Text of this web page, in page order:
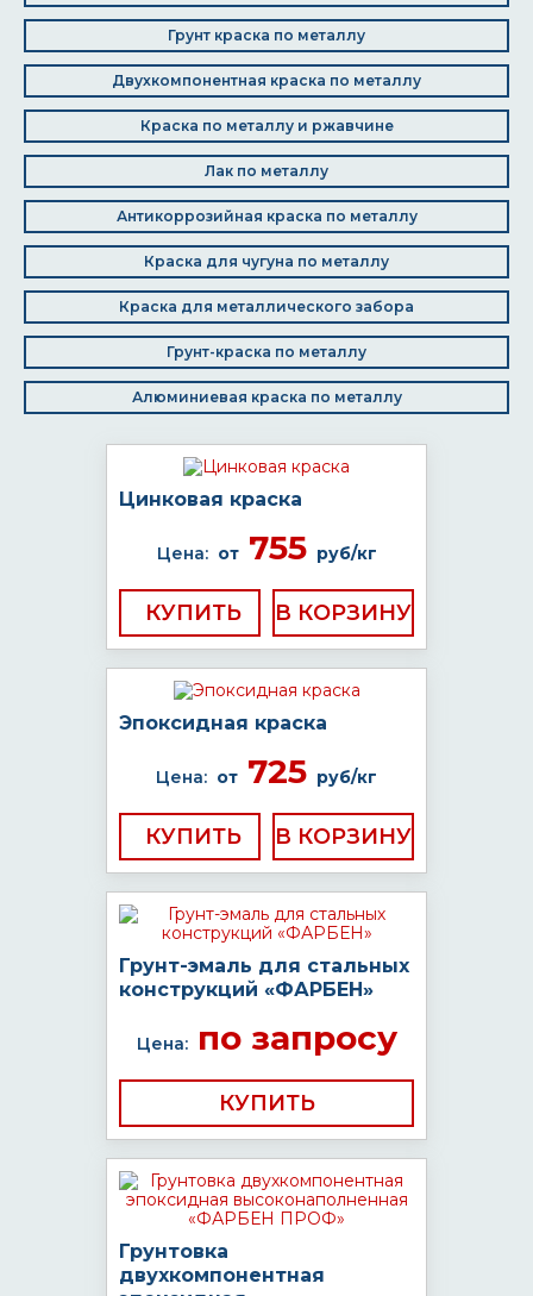
Грунт краска по металлу
Двухкомпонентная краска по металлу
Краска по металлу и ржавчине
Лак по металлу
Антикоррозийная краска по металлу
Краска для чугуна по металлу
Краска для металлического забора
Грунт-краска по металлу
Алюминиевая краска по металлу
Цинковая краска
Цена: от755 руб/кг
КУПИТЬ
Эпоксидная краска
Цена: от 725 руб/кг
КУПИТЬ
Грунт-эмаль для стальных
конструкций «ФАРБЕН»
Цена:по запросу
КУПИТЬ
Грунтовка
двухкомпонентная